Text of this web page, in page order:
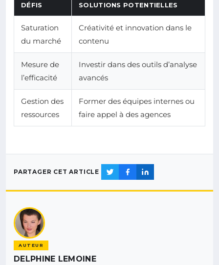
DÉFIS SOLUTIONS POTENTIELLES
Saturation
du marché
Créativité et innovation dans le
contenu
Mesure de
l’efficacité
Investir dans des outils d’analyse
avancés
Gestion des
ressources
Former des équipes internes ou
faire appel à des agences
PARTAGER CET ARTICLE
AUTEUR
DELPHINE LEMOINE